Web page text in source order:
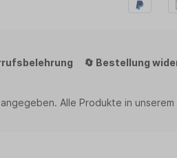
🔄 Bestellung
angegeben. Alle Produkte in